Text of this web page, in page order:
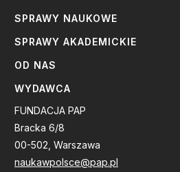
SPRAWY NAUKOWE
SPRAWY AKADEMICKIE
OD NAS
WYDAWCA
FUNDACJA PAP
Bracka 6/8
00-502, Warszawa
naukawpolsce@pap.pl